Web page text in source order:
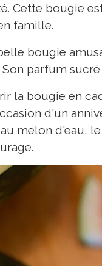
Cette bougie
famille.
bougie
parfum
la bougie en
d'un
melon d'eau,